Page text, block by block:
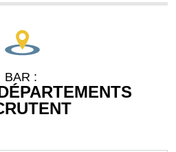
BAR :